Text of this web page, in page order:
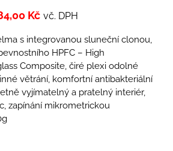
Kč vč. DPH
s integrovanou sluneční clonou,
HPFC – High
Composite, čiré plexi odolné
větrání, komfortní antibakteriální
vyjímatelný a pratelný interiér,
zapínání mikrometrickou